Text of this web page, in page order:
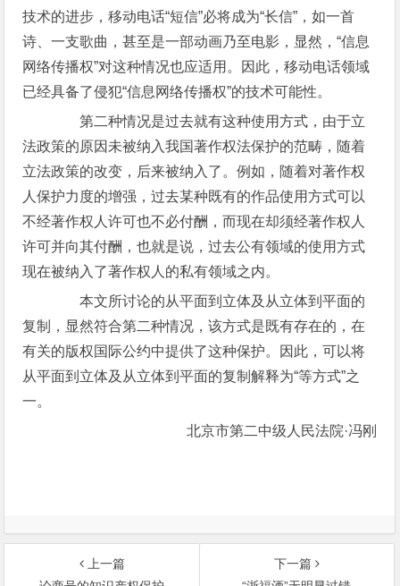
技术的进步，移动电话“短信”必将成为“长信”，如一首
诗、一支歌曲，甚至是一部动画乃至电影，显然，“信息
网络传播权”对这种情况也应适用。因此，移动电话领域
已经具备了侵犯“信息网络传播权”的技术可能性。
第二种情况是过去就有这种使用方式，由于立
法政策的原因未被纳入我国著作权法保护的范畴，随着
立法政策的改变，后来被纳入了。例如，随着对著作权
人保护力度的增强，过去某种既有的作品使用方式可以
不经著作权人许可也不必付酬，而现在却须经著作权人
许可并向其付酬，也就是说，过去公有领域的使用方式
现在被纳入了著作权人的私有领域之内。
本文所讨论的从平面到立体及从立体到平面的
复制，显然符合第二种情况，该方式是既有存在的，在
有关的版权国际公约中提供了这种保护。因此，可以将
从平面到立体及从立体到平面的复制解释为“等方式”之
一。
北京市第二中级人民法院·冯刚
上一篇
下一篇